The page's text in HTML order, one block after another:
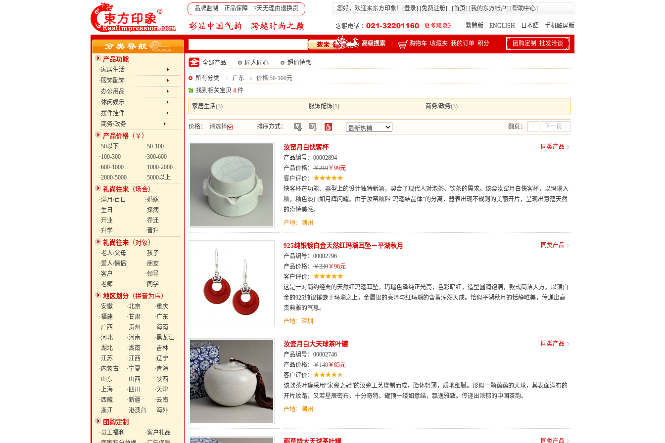
品牌监制 正品保障 7天无理由退换货 您好，欢迎来东方印象！[登录] [免费注册] . [首页] [我的东方帐户] [帮助中心]
繁體版 ENGLISH 日本語 手机触屏版
高级搜索 购物车 收藏夹 我的订单 积分 团购定制 批发洽谈
产品功能
·家居生活
·服饰配饰
·办公用品
·休闲娱乐
·摆件挂件
·商务/政务
产品价格（￥）
·50以下
·50-100
·100-300
·300-600
·600-1000
·1000-2000
·2000-5000
·5000以上
礼尚往来 （场合）
·满月/百日
·婚嫁
·生日
·探病
·开业
·乔迁
·升学
·晋升
礼尚往来 （对象）
·老人/父母
·孩子
·爱人/情侣
·朋友
·客户
·领导
·老师
·同学
地区划分 （拼音为序）
·安徽 ·北京
·重庆
·福建
·甘肃
·广东
·广西
·贵州
·海南
·河北
·河南
·黑龙江
·湖北
·湖南
·吉林
·江苏
·江西
·辽宁
·内蒙古
·宁夏
·青海
·山东
·山西
·陕西
·上海
·四川
·天津
·西藏
·新疆
·云南
·浙江
·港澳台 ·海外
团购定制
·员工福利
·客户礼品
全部产品 匠人匠心 超值特惠
所有分类 广东
价格:50-100元
找到相关宝贝 4 件
家居生活(3) 服饰配饰(1) 商务/政务(3)
价格： 请选择 排序方式： 翻页： 下一页
汝窑月白快客杯
同类产品
产品编号：00002894
产品价格： ￥210￥99元
客户评价：
快客杯在功能、器型上的设计独特新颖，契合了现代人对泡茶、饮茶的需求。该套汝窑月白快客杯，以玛瑙入
釉，釉色淡白如月辉闪耀。由于汝窑釉料“玛瑙结晶体”的分离，器表出现不规则的美丽开片，呈现出意蕴天然
的奇特美感。
产地：潮州
925纯银镀白金天然红玛瑙耳坠－平湖秋月
同类产品
产品编号：00002796
产品价格： ￥230￥96元
客户评价：
这是一对简约经典的天然红玛瑙耳坠。玛瑙色泽纯正光亮，色彩暗红，造型圆润饱满，款式简洁大方。以镀白
金的925纯银镶嵌于玛瑙之上，金属银的亮泽与红玛瑙的含蓄浑然天成。恰似平湖秋月的恬静唯美，传递出高
贵典雅的气息。
产地：深圳
汝瓷月白大天球茶叶罐
同类产品
产品编号：00002746
产品价格： ￥140￥85元
客户评价：
该款茶叶罐采用“宋瓷之冠”的汝瓷工艺烧制而成，胎体轻薄，质地细腻。形似一颗蕴蕴的天球，其表面满布的
开片纹路，又若星辰密布，十分奇特。罐顶一缕如意结，飘逸雅致。传递出浓郁的中国茶韵。
产地：潮州
稻草烧大天球茶叶罐 同类产品